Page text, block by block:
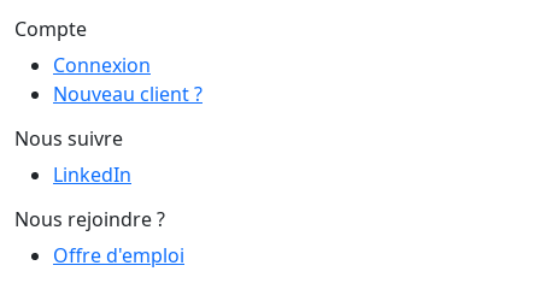
Compte
Connexion
Nouveau client ?
Nous suivre
LinkedIn
Nous rejoindre ?
Offre d'emploi